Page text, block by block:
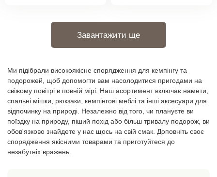
полегшать ваші шафи
та збережуть порядок у
всьому. Ідеальне
на горищі, у погребі чи
гаражі. Ідеальне місце
для зберігання речей у
домі та саду. Ідеально
підходять для садових
подушок та постільної
білизни, одягу та
прикрас. Міцні, без
в'язки, а інша - з
м'якого велюру. Він
стійкий до чіпляння за
кам'янистій та
скелястій місцевості.
Рушник ідеально
міцний і зберігає свою
первинну форму навіть
після частого прання.
Завантажити ще
Ми підібрали високоякісне спорядження для кемпінгу та
подорожей, щоб допомогти вам насолодитися пригодами на
свіжому повітрі в повній мірі. Наш асортимент включає намети,
спальні мішки, рюкзаки, кемпінгові меблі та інші аксесуари для
відпочинку на природі. Незалежно від того, чи плануєте ви
поїздку на природу, піший похід або більш тривалу подорож, ви
обов'язково знайдете у нас щось на свій смак. Доповніть своє
спорядження якісними товарами та приготуйтеся до
незабутніх вражень.